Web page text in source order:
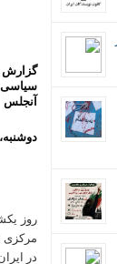
گزارش
آنجلس
دوشنبه،
مرکزی
در ایران طی تابستان و